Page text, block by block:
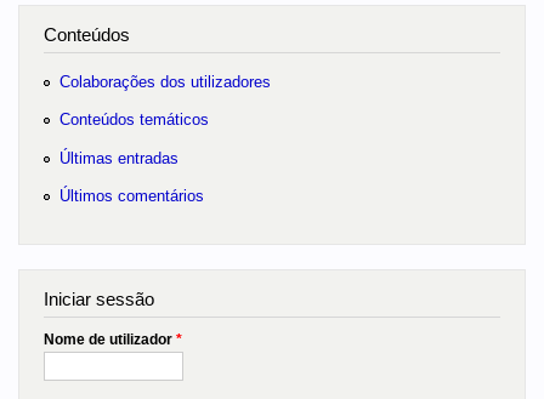
Conteúdos
Colaborações dos utilizadores
Conteúdos temáticos
Últimas entradas
Últimos comentários
Iniciar sessão
Nome de utilizador *